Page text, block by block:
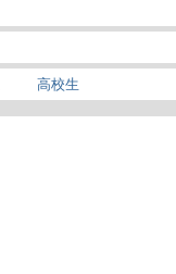
高校生